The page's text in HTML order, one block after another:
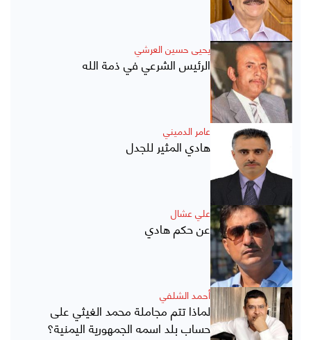
يحيى حسين العرشي
الرئيس الشرعي في ذمة الله
عامر الدميني
هادي المثير للجدل
علي عشال
عن حكم هادي
أحمد الشلفي
لماذا تتم مجاملة محمد الغيثي على
حساب بلد اسمه الجمهورية اليمنية؟